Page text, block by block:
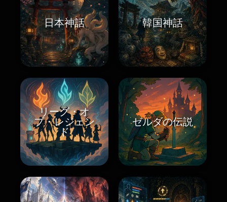
日本神話 韓国神話
リーグ・オ
ブ・レジェン
ド
ゼルダの伝説